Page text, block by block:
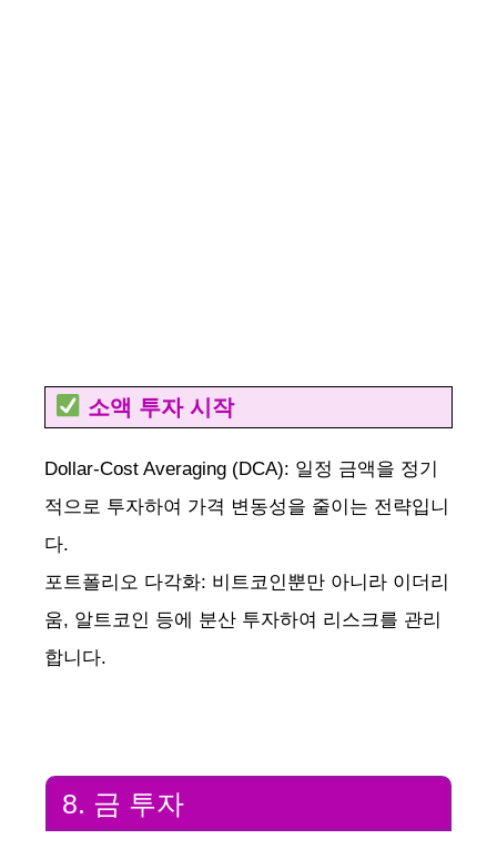
소액 투자 시작
Dollar-Cost Averaging (DCA): 일정 금액을 정기
적으로 투자하여 가격 변동성을 줄이는 전략입니
다.
포트폴리오 다각화: 비트코인뿐만 아니라 이더리
움, 알트코인 등에 분산 투자하여 리스크를 관리
합니다.
8. 금 투자